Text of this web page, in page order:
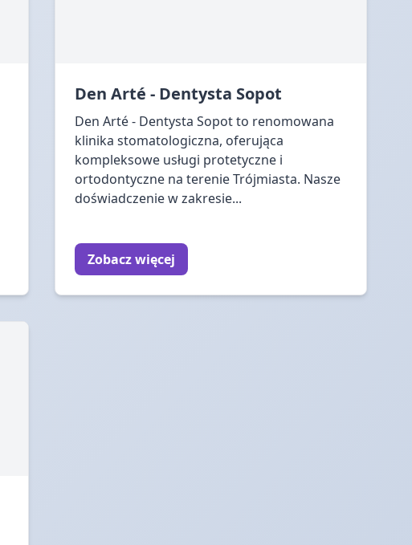
Den Arté - Dentysta Sopot
Den Arté - Dentysta Sopot to renomowana
klinika stomatologiczna, oferująca
kompleksowe usługi protetyczne i
ortodontyczne na terenie Trójmiasta. Nasze
doświadczenie w zakresie...
Zobacz więcej